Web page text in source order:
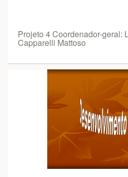
Projeto 4 Coordenador-geral:
Capparelli Mattoso